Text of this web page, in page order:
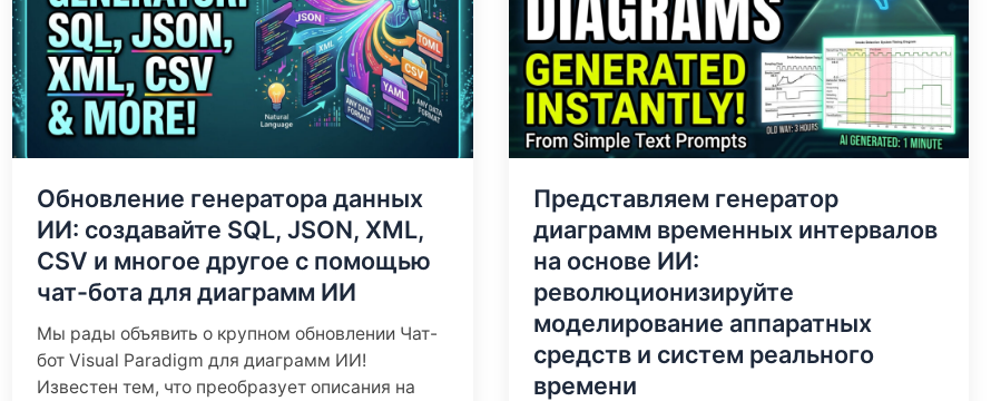
Обновление генератора данных
ИИ: создавайте SQL, JSON, XML,
CSV и многое другое с помощью
чат-бота для диаграмм ИИ
Мы рады объявить о крупном обновлении Чат-
бот Visual Paradigm для диаграмм ИИ!
Известен тем, что преобразует описания на
Представляем генератор
диаграмм временных интервалов
на основе ИИ:
революционизируйте
моделирование аппаратных
средств и систем реального
времени